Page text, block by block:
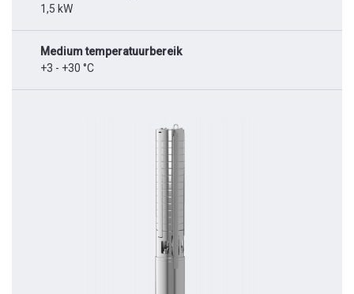
1,5 kW
Medium temperatuurbereik
+3 - +30 °C